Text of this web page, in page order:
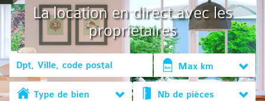
La location en direct avec les
propriétaires
Max km
Type de bien Nb de pièces